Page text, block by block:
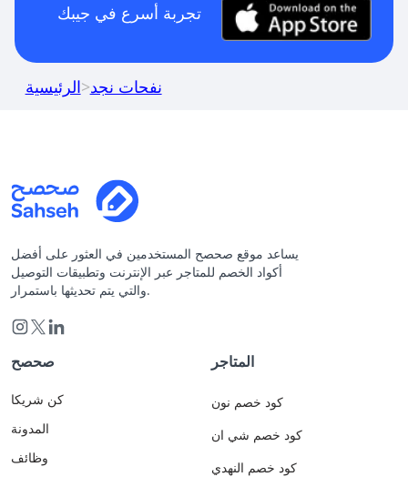
تجربة أسرع في جيبك
الرئيسية>نفحات نجد
يساعد موقع صحصح المستخدمين في العثور على أفضل
أكواد الخصم للمتاجر عبر الإنترنت وتطبيقات التوصيل
والتي يتم تحديثها باستمرار.
صحصح
كن شريكا
المدونة
وظائف
المتاجر
كود خصم نون
كود خصم شي ان
كود خصم النهدي